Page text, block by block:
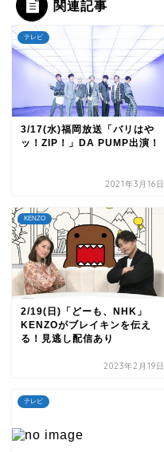
関連記事
テレビ
3/17(水)福岡放送「バリはや
ッ！ZIP！」DA PUMP出演！
2021年3月16日
KENZO
2/19(日)「どーも、NHK」
KENZOがブレイキンを伝え
る！見逃し配信あり
2023年2月19日
テレビ